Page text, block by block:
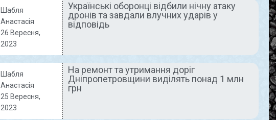
Шабля
Анастасія
26 Вересня,
2023
Українські оборонці відбили нічну атаку
дронів та завдали влучних ударів у
відповідь
Шабля
Анастасія
25 Вересня,
2023
На ремонт та утримання доріг
Дніпропетровщини виділять понад 1 млн
грн
Барні з великим
серцем, сталевою
витримкою і
найсильнішим у
світі янголом-
а: вкотре від